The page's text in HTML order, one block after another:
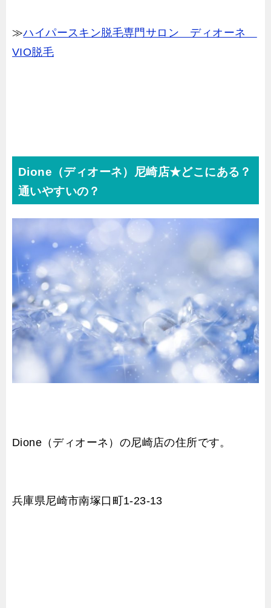
≫ハイパースキン脱毛専門サロン ディオーネ
VIO脱毛
Dione（ディオーネ）尼崎店★どこにある？
通いやすいの？
Dione（ディオーネ）の尼崎店の住所です。
兵庫県尼崎市南塚口町1-23-13